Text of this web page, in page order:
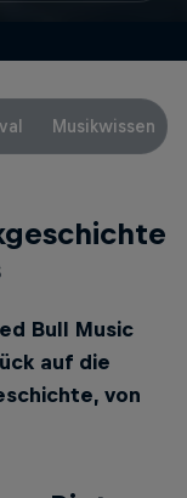
Musikwissen
Bull Music
auf die
von